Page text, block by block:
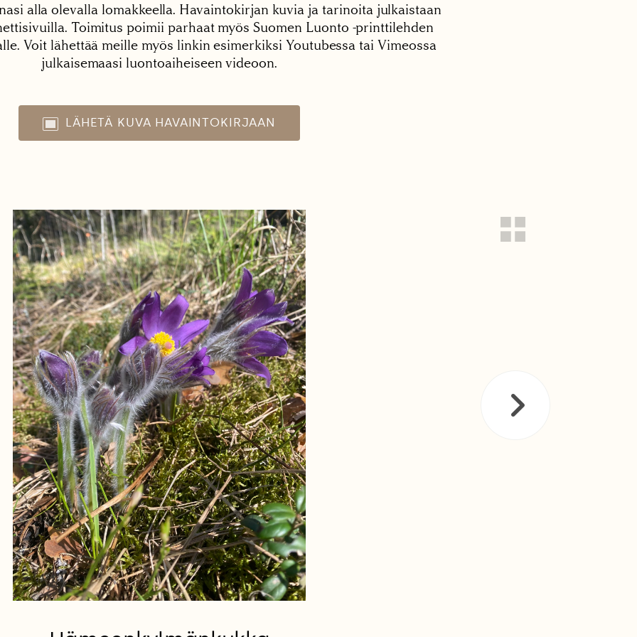
alla olevalla lomakkeella. Havaintokirjan kuvia ja tarinoita julkaistaan
Toimitus poimii parhaat myös Suomen Luonto -printtilehden
Voit lähettää meille myös linkin esimerkiksi Youtubessa tai Vimeossa
julkaisemaasi luontoaiheiseen videoon.
LÄHETÄ KUVA HAVAINTOKIRJAAN